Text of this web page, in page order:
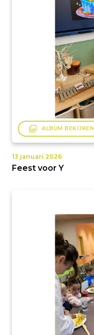
filter ALBUM BEKIJKEN
13 januari 2026
Feest voor Y